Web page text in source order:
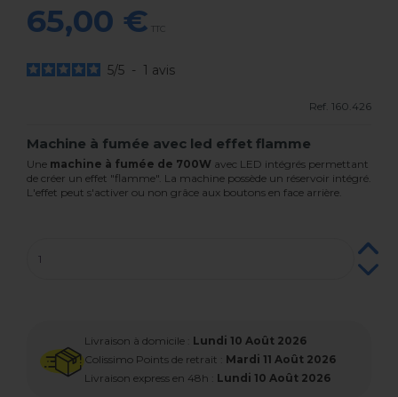
65,00 € TTC
5/5 - 1 avis
Ref. 160.426
Machine à fumée avec led effet flamme
Une machine à fumée de 700W avec LED intégrés permettant
de créer un effet "flamme". La machine possède un réservoir intégré.
L'effet peut s'activer ou non grâce aux boutons en face arrière.
Livraison à domicile : Lundi 10 Août 2026
Colissimo Points de retrait : Mardi 11 Août 2026
Livraison express en 48h : Lundi 10 Août 2026